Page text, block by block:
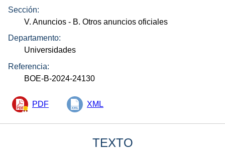
Sección:
V. Anuncios - B. Otros anuncios oficiales
Departamento:
Universidades
Referencia:
BOE-B-2024-24130
PDF XML
TEXTO